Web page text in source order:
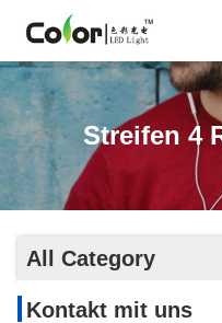
Streifen 4
All Category
Kontakt mit uns